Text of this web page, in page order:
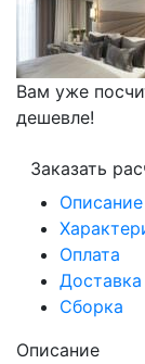
Вам уже
дешевле!
Заказать
Описание
Оплата
Доставка
Сборка
Описание